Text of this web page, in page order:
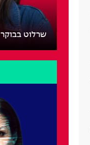
שרלוט בבוקר